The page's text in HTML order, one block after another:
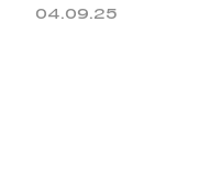
04.09.25